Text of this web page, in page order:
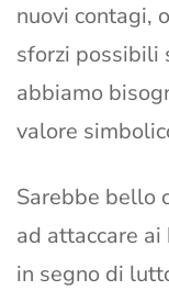
nuovi contagi,
sforzi possibili
abbiamo
valore
Sarebbe bello
ad attaccare
in segno di